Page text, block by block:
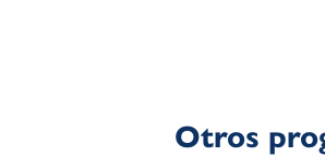
Otros